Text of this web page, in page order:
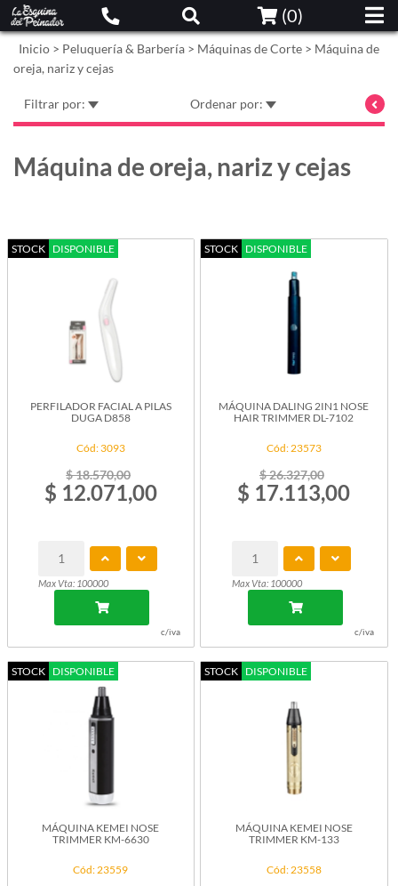
(0)
Inicio > Peluquería & Barbería > Máquinas de Corte > Máquina de
oreja, nariz y cejas
Filtrar por: Ordenar por:
Máquina de oreja, nariz y cejas
STOCK DISPONIBLE
PERFILADOR FACIAL A PILAS
DUGA D858
Cód: 3093
$ 18.570,00
$ 12.071,00
Max Vta: 100000
c/iva
STOCK DISPONIBLE
MÁQUINA DALING 2IN1 NOSE
HAIR TRIMMER DL-7102
Cód: 23573
$ 26.327,00
$ 17.113,00
Max Vta: 100000
c/iva
STOCK DISPONIBLE
MÁQUINA KEMEI NOSE
TRIMMER KM-6630
Cód: 23559
STOCK DISPONIBLE
MÁQUINA KEMEI NOSE
TRIMMER KM-133
Cód: 23558